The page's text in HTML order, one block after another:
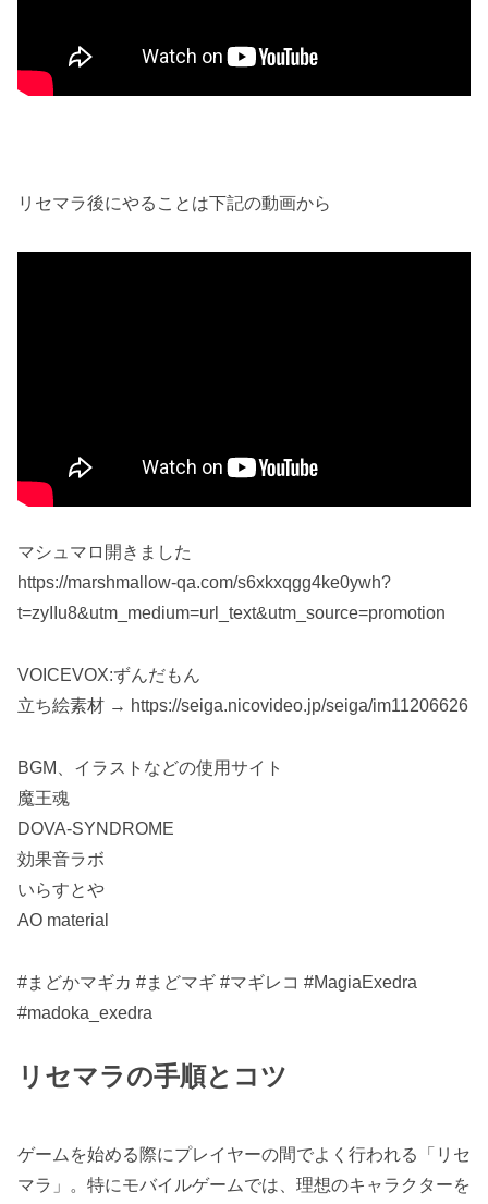
リセマラ後にやることは下記の動画から
マシュマロ開きました
https://marshmallow-qa.com/s6xkxqgg4ke0ywh?
t=zyIIu8&utm_medium=url_text&utm_source=promotion
VOICEVOX:ずんだもん
立ち絵素材 → https://seiga.nicovideo.jp/seiga/im11206626
BGM、イラストなどの使用サイト
魔王魂
DOVA-SYNDROME
効果音ラボ
いらすとや
AO material
#まどかマギカ #まどマギ #マギレコ #MagiaExedra
#madoka_exedra
リセマラの手順とコツ
ゲームを始める際にプレイヤーの間でよく行われる「リセ
マラ」。特にモバイルゲームでは、理想のキャラクターを